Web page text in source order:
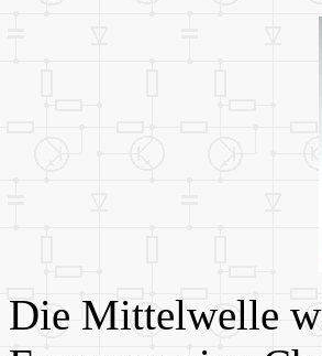
Die Mittelwelle